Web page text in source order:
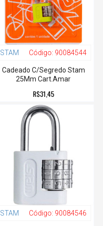
STAM Código: 90084544
Cadeado C/Segredo Stam
25Mm Cart.Amar
R$31,45
STAM Código: 90084546